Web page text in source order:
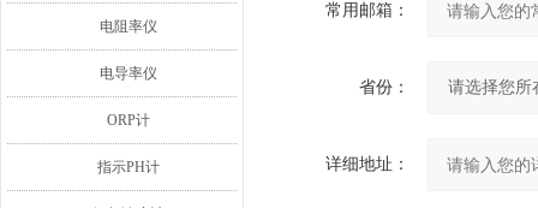
电阻率仪
电导率仪
ORP计
指示PH计
常用邮箱：
省份：
详细地址：